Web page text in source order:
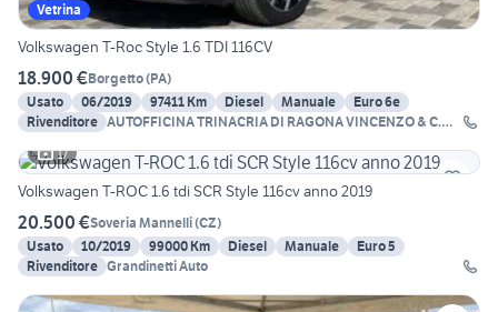
Vetrina
Volkswagen T-Roc Style 1.6 TDI 116CV
18.900 €Borgetto(PA)
Usato
06/2019 97411 Km Diesel Manuale
Euro 6e
Rivenditore AUTOFFICINA TRINACRIA DI RAGONA VINCENZO & C.
17
Volkswagen T-ROC 1.6 tdi SCR Style 116cv anno 2019
20.500 €Soveria Mannelli(CZ)
Usato
10/2019 99000 Km Diesel Manuale
Euro 5
Rivenditore Grandinetti Auto